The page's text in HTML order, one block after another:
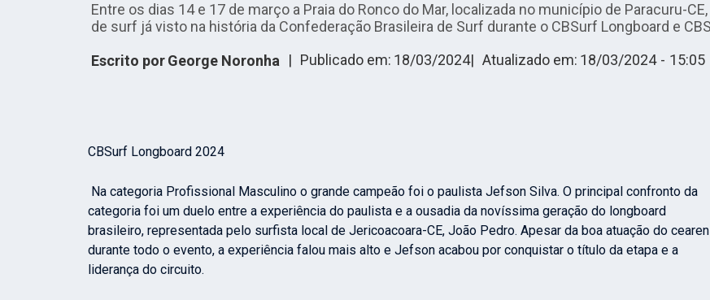
Entre os dias 14 e 17 de março a Praia do Ronco do Mar, localizada no município de Paracuru-
de surf já visto na história da Confederação Brasileira de Surf durante o CBSurf Longboard e
Escrito porGeorge Noronha | Publicado em: 18/03/2024| Atualizado em: 18/03/2024 - 15:05
CBSurf Longboard 2024
Na categoria Profissional Masculino o grande campeão foi o paulista Jefson Silva. O principal confronto da
categoria foi um duelo entre a experiência do paulista e a ousadia da novíssima geração do longboard
brasileiro, representada pelo surfista local de Jericoacoara-CE, João Pedro. Apesar da boa atuação do
durante todo o evento, a experiência falou mais alto e Jefson acabou por conquistar o título da etapa e a
liderança do circuito.